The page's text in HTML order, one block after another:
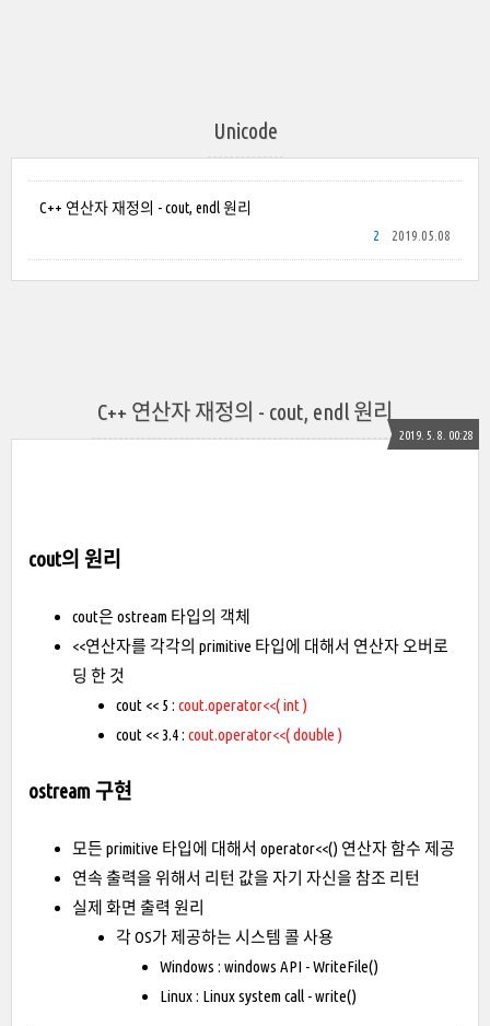
Unicode
C++ 연산자 재정의 - cout, endl 원리
2019.05.08
2
C++ 연산자 재정의 - cout, endl 원리
2019. 5. 8. 00:28
cout의 원리
cout은 ostream 타입의 객체
<<연산자를 각각의 primitive 타입에 대해서 연산자 오버로
딩 한 것
cout << 5 : cout.operator<<( int )
cout << 3.4 : cout.operator<<( double )
ostream 구현
모든 primitive 타입에 대해서 operator<<() 연산자 함수 제공
연속 출력을 위해서 리턴 값을 자기 자신을 참조 리턴
실제 화면 출력 원리
각 OS가 제공하는 시스템 콜 사용
Windows : windows API - WriteFile()
Linux : Linux system call - write()